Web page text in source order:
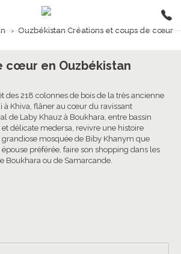
› Ouzbékistan Créations et coups de cœur
et coups de cœur
cœur en Ouzbékistan
des 218 colonnes de bois de la très ancienne
à Khiva, flâner au cœur du ravissant
de Laby Khauz à Boukhara, entre bassin
délicate medersa, revivre une histoire
grandiose mosquée de Biby Khanym que
préférée, faire son shopping dans les
Boukhara ou de Samarcande.